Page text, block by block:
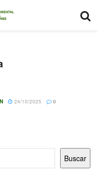
24/10/2025 0
Buscar